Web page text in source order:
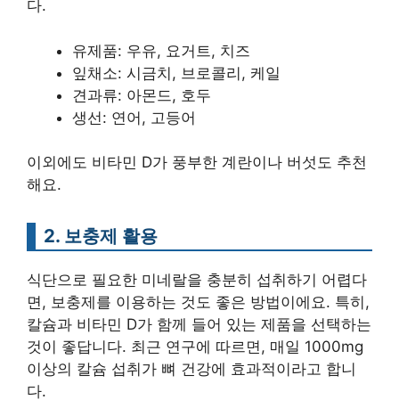
다.
유제품: 우유, 요거트, 치즈
잎채소: 시금치, 브로콜리, 케일
견과류: 아몬드, 호두
생선: 연어, 고등어
이외에도 비타민 D가 풍부한 계란이나 버섯도 추천
해요.
2. 보충제 활용
식단으로 필요한 미네랄을 충분히 섭취하기 어렵다
면, 보충제를 이용하는 것도 좋은 방법이에요. 특히,
칼슘과 비타민 D가 함께 들어 있는 제품을 선택하는
것이 좋답니다. 최근 연구에 따르면, 매일 1000mg
이상의 칼슘 섭취가 뼈 건강에 효과적이라고 합니
다.